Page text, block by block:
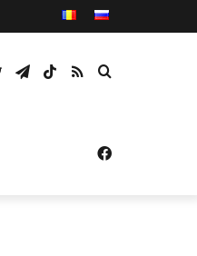
Caută
RSS
TikTok
Telegram
Twitter
Facebook